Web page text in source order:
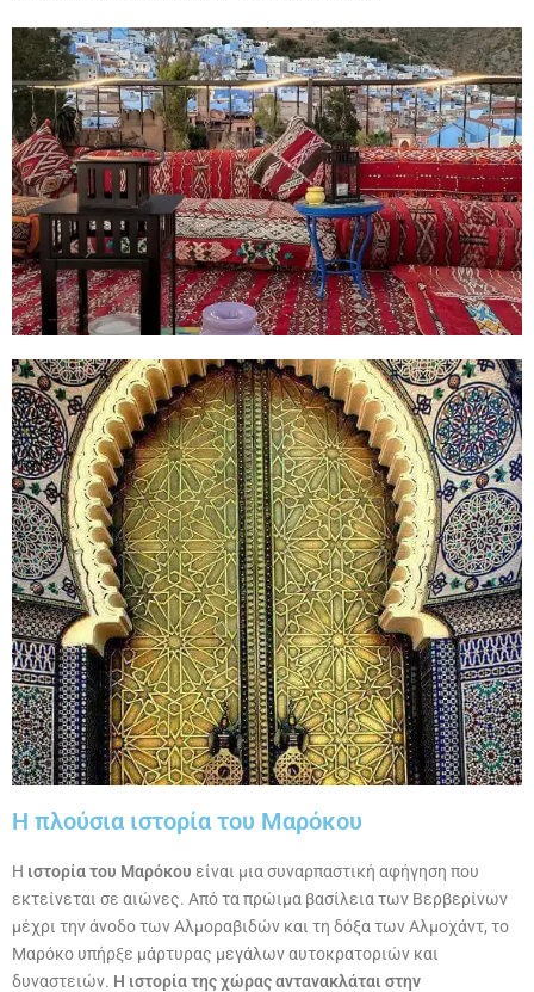
Η πλούσια ιστορία του Μαρόκου
Η ιστορία του Μαρόκου είναι μια συναρπαστική αφήγηση που
εκτείνεται σε αιώνες. Από τα πρώιμα βασίλεια των Βερβερίνων
μέχρι την άνοδο των Αλμοραβιδών και τη δόξα των Αλμοχάντ, το
Μαρόκο υπήρξε μάρτυρας μεγάλων αυτοκρατοριών και
δυναστειών. Η ιστορία της χώρας αντανακλάται στην